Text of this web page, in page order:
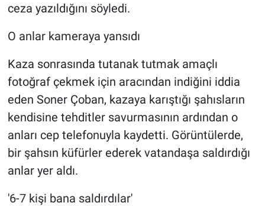
ceza yazıldığını söyledi.
O anlar kameraya yansıdı
Kaza sonrasında tutanak tutmak amaçlı
fotoğraf çekmek için aracından indiğini iddia
eden Soner Çoban, kazaya karıştığı şahısların
kendisine tehditler savurmasının ardından o
anları cep telefonuyla kaydetti. Görüntülerde,
bir şahsın küfürler ederek vatandaşa saldırdığı
anlar yer aldı.
'6-7 kişi bana saldırdılar'